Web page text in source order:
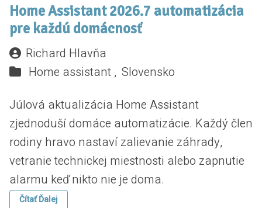
Home Assistant 2026.7 automatizácia
pre každú domácnosť
Richard Hlavňa
Home assistant , Slovensko
Júlová aktualizácia Home Assistant
zjednoduší domáce automatizácie. Každý člen
rodiny hravo nastaví zalievanie záhrady,
vetranie technickej miestnosti alebo zapnutie
alarmu keď nikto nie je doma.
Čítať Ďalej